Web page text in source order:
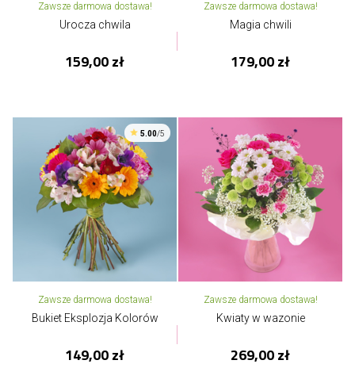
Zawsze darmowa dostawa!
Urocza chwila
159,00 zł
Zawsze darmowa dostawa!
Magia chwili
179,00 zł
5.00/5
Zawsze darmowa dostawa!
Bukiet Eksplozja Kolorów
149,00 zł
Zawsze darmowa dostawa!
Kwiaty w wazonie
269,00 zł